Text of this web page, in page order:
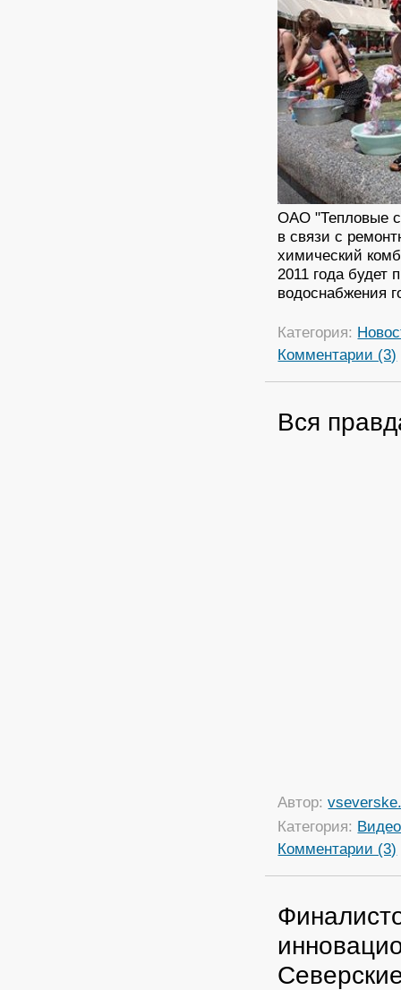
ОАО "Тепловые
в связи с
химический
2011 года будет
водоснабжения
Категория:
Комментарии (3)
Вся
Автор:
Категория: Видео
Комментарии (3)